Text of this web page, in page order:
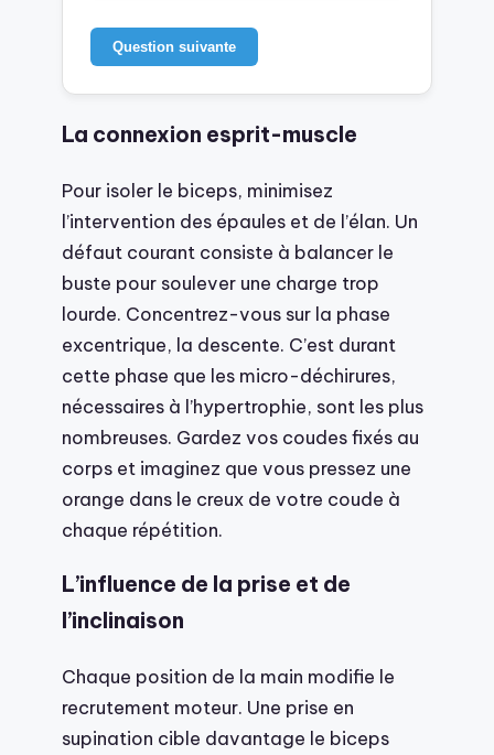
Question suivante
La connexion esprit-muscle
Pour isoler le biceps, minimisez
l’intervention des épaules et de l’élan. Un
défaut courant consiste à balancer le
buste pour soulever une charge trop
lourde. Concentrez-vous sur la phase
excentrique, la descente. C’est durant
cette phase que les micro-déchirures,
nécessaires à l’hypertrophie, sont les plus
nombreuses. Gardez vos coudes fixés au
corps et imaginez que vous pressez une
orange dans le creux de votre coude à
chaque répétition.
L’influence de la prise et de
l’inclinaison
Chaque position de la main modifie le
recrutement moteur. Une prise en
supination cible davantage le biceps